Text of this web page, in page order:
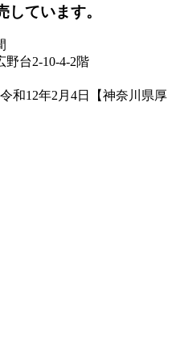
しています。
台2-10-4-2階
和12年2月4日【神奈川県厚